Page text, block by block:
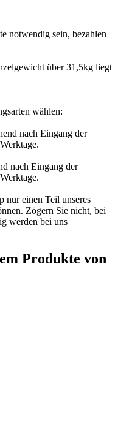
notwendig sein, bezahlen
über 31,5kg liegt
wählen:
nach Eingang der
nach Eingang der
nur einen Teil unseres
Zögern Sie nicht, bei
werden bei uns
Produkte von